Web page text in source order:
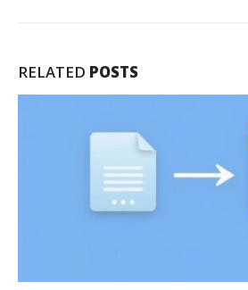
RELATED POSTS